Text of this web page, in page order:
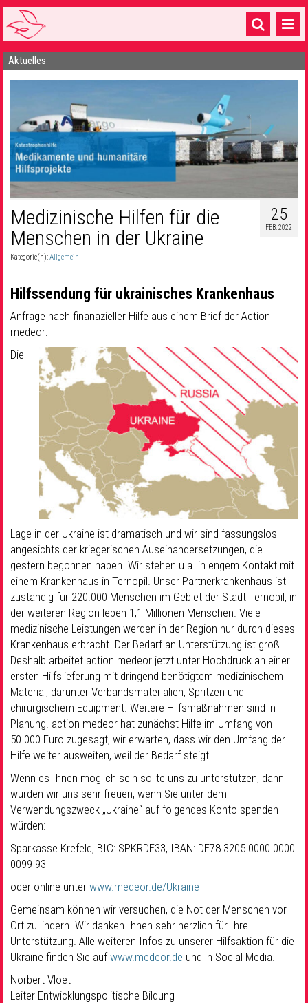
Startseite
16 Gemeinden & mehr
Gottesdienste & Sinnsuche
Sakramente & Feste
Gemeinschaft & Soziales
Musik& Kultur
Seelsorge & Kontakt
Aktuelles
25
FEB. 2022
Medizinische Hilfen für die
Menschen in der Ukraine
Kategorie(n):Allgemein
Hilfssendung für ukrainisches Krankenhaus
Anfrage nach finanazieller Hilfe aus einem Brief der Action
medeor:
Die
Lage in der Ukraine ist dramatisch und wir sind fassungslos
angesichts der kriegerischen Auseinandersetzungen, die
gestern begonnen haben. Wir stehen u.a. in engem Kontakt mit
einem Krankenhaus in Ternopil. Unser Partnerkrankenhaus ist
zuständig für 220.000 Menschen im Gebiet der Stadt Ternopil, in
der weiteren Region leben 1,1 Millionen Menschen. Viele
medizinische Leistungen werden in der Region nur durch dieses
Krankenhaus erbracht. Der Bedarf an Unterstützung ist groß.
Deshalb arbeitet action medeor jetzt unter Hochdruck an einer
ersten Hilfslieferung mit dringend benötigtem medizinischem
Material, darunter Verbandsmaterialien, Spritzen und
chirurgischem Equipment. Weitere Hilfsmaßnahmen sind in
Planung. action medeor hat zunächst Hilfe im Umfang von
50.000 Euro zugesagt, wir erwarten, dass wir den Umfang der
Hilfe weiter ausweiten, weil der Bedarf steigt.
Wenn es Ihnen möglich sein sollte uns zu unterstützen, dann
würden wir uns sehr freuen, wenn Sie unter dem
Verwendungszweck „Ukraine“ auf folgendes Konto spenden
würden:
Sparkasse Krefeld, BIC: SPKRDE33, IBAN: DE78 3205 0000 0000
0099 93
oder online unter www.medeor.de/Ukraine
Gemeinsam können wir versuchen, die Not der Menschen vor
Ort zu lindern. Wir danken Ihnen sehr herzlich für Ihre
Unterstützung. Alle weiteren Infos zu unserer Hilfsaktion für die
Ukraine finden Sie aufwww.medeor.de und in Social Media.
Norbert Vloet
Leiter Entwicklungspolitische Bildung